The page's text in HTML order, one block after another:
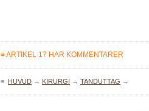
≡ ARTIKEL 17 HAR KOMMENTARER
≡ HUVUD → KIRURGI → TANDUTTAG →